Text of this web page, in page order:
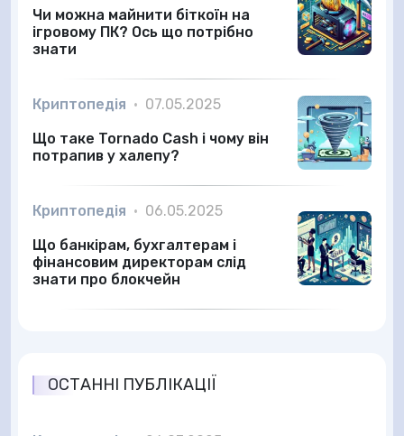
Чи можна майнити біткоїн на
ігровому ПК? Ось що потрібно
знати
Криптопедія • 07.05.2025
Що таке Tornado Cash і чому він
потрапив у халепу?
Криптопедія • 06.05.2025
Що банкірам, бухгалтерам і
фінансовим директорам слід
знати про блокчейн
ОСТАННІ ПУБЛІКАЦІЇ